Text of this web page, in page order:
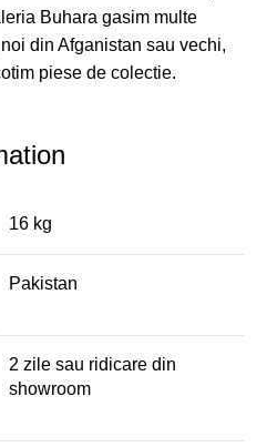
Buhara gasim multe
din Afganistan sau vechi,
piese de colectie.
16 kg
Pakistan
2 zile sau ridicare din
showroom